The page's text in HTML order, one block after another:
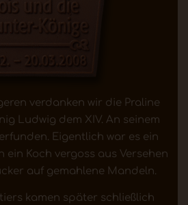
verdanken wir die Praline
Ludwig dem XIV. An seinem
erfunden. Eigentlich war es ein
ein Koch vergoss aus Versehen
auf gemahlene Mandeln.
kamen später schließlich